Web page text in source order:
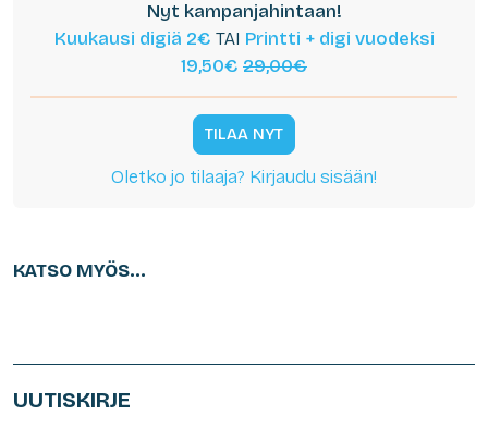
Nyt kampanjahintaan!
Kuukausi digiä 2€ TAI Printti + digi vuodeksi
19,50€ 29,00€
TILAA NYT
Oletko jo tilaaja? Kirjaudu sisään!
KATSO MYÖS...
UUTISKIRJE